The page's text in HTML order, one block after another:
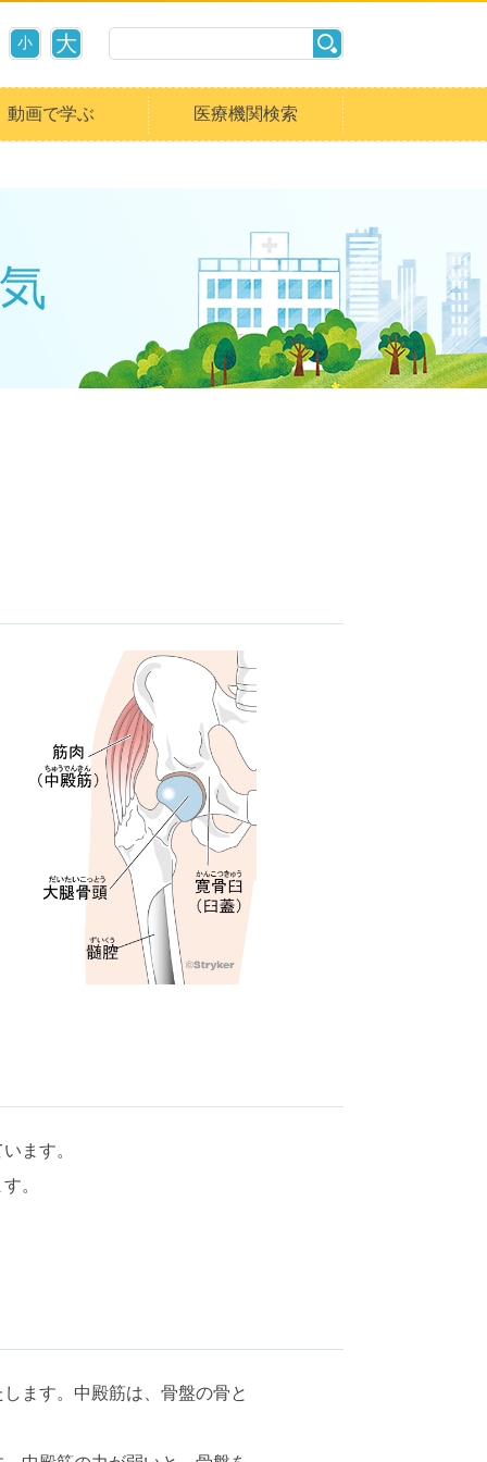
小 大
動画で学ぶ 医療機関検索
ます。
。
ます。中殿筋は、骨盤の骨と